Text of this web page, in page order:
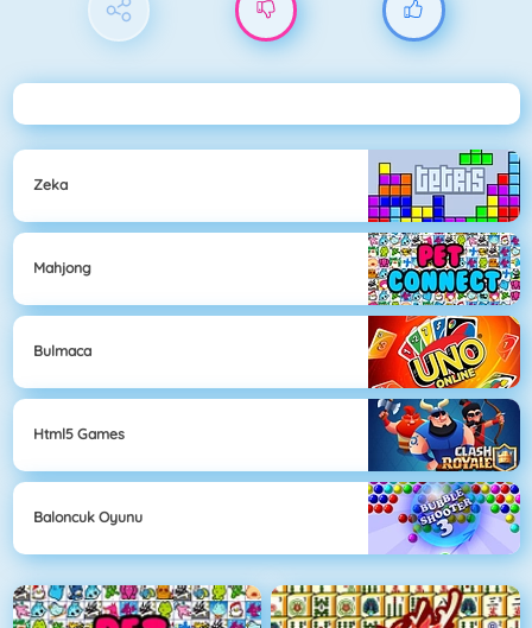
Zeka
Mahjong
Bulmaca
Html5 Games
Baloncuk Oyunu